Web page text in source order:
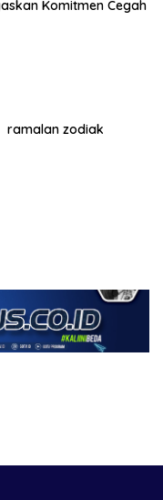
Komitmen Cegah
ramalan zodiak